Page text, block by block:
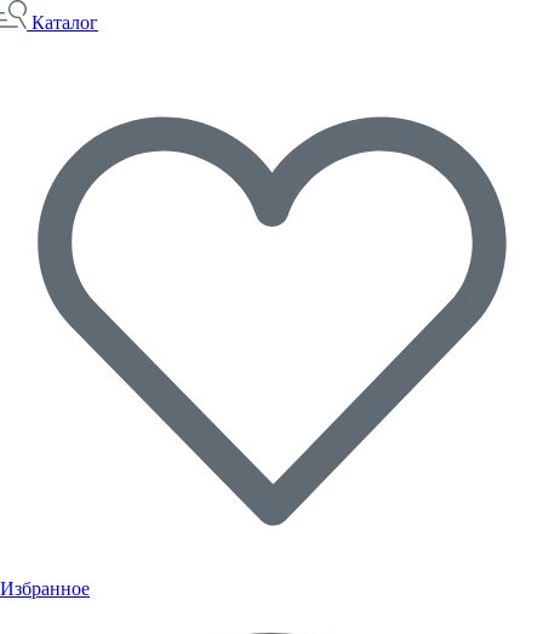
Каталог
Избранное